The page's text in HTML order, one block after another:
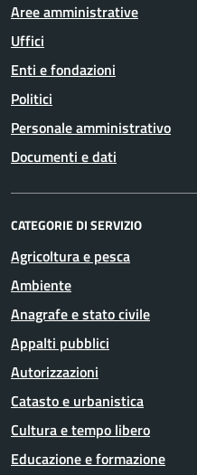
Aree amministrative
Uffici
Enti e fondazioni
Politici
Personale amministrativo
Documenti e dati
CATEGORIE DI SERVIZIO
Agricoltura e pesca
Ambiente
Anagrafe e stato civile
Appalti pubblici
Autorizzazioni
Catasto e urbanistica
Cultura e tempo libero
Educazione e formazione